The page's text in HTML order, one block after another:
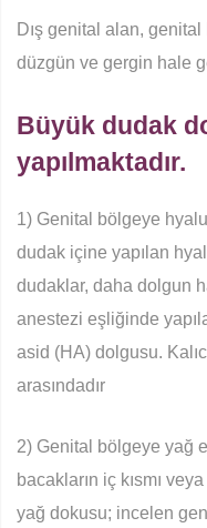
Dış genital alan,
düzgün ve gergin hale
Büyük dudak
yapılmaktadır.
1) Genital bölgeye
dudak içine yapılan
dudaklar, daha dolgun
anestezi eşliğinde
asid (HA) dolgusu.
arasındadır
2) Genital bölgeye yağ
bacakların iç kısmı
yağ dokusu; incelen